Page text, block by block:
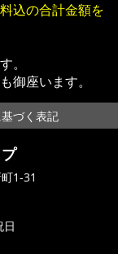
込の合計金額を
。
御座います。
づく表記
1-31
日